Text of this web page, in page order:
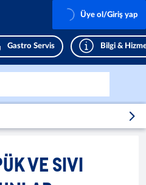
Gastro Servis Bilgi &
Üye ol/Giriş yap
VE SIVI